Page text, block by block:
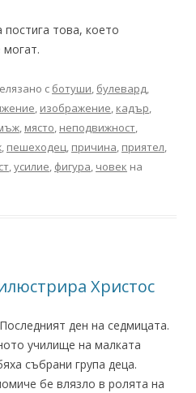
това, което
с ботуши, булевард,
, изображение, кадър,
, място, неподвижност,
, пешеходец, причина, приятел,
,усилие, фигура, човек на
Христос
ден на седмицата.
училище на малката
събрани група деца.
бе влязло в ролята на